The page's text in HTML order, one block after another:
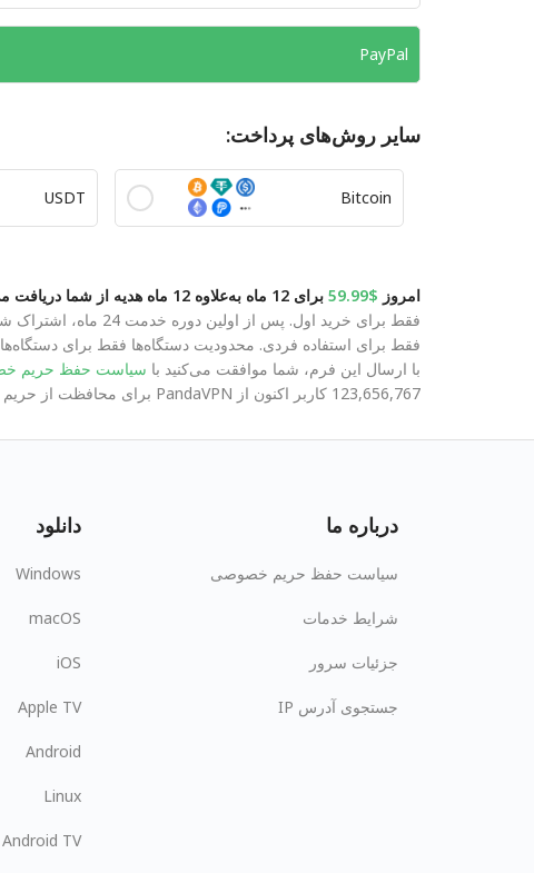
PayPal
سایر روش‌های پرداخت:
Bitcoin
USDT
امروز $59.99
برای 12 ماه به‌علاوه 12 ماه هدیه از شما دریافت می‌شود.
فقط برای خرید اول. پس از اولین دوره خدمت 24 ماه، اشتراک شما هر 12 ماه با مبلغ US$59.99 تمدید می‌شود. هر زمان قابل لغو است. برای راهنما
فقط برای استفاده فردی. محدودیت دستگاه‌ها فقط برای
با ارسال این فرم، شما موافقت می‌کنید با سیاست حفظ حریم
123,656,767 کاربر اکنون از PandaVPN برای محافظت از حریم خصوصی و امنیت آنلاین خود استفاده می‌کنند
درباره ما
سیاست حفظ حریم خصوصی
شرایط خدمات
جزئیات سرور
جستجوی آدرس IP
دانلود
Windows
macOS
iOS
Apple TV
Android
Linux
Android TV